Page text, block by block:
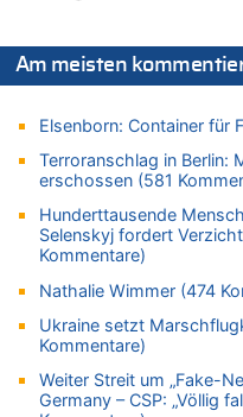
Politischer Eklat bei der
„Schwerwiegende und
LESERBRIEF – Haben
neue Zwänge?
09.08.2026 - 16:36 von
Politischer Eklat bei der
„Schwerwiegende und
09.08.2026 - 16:25 von
Belgier knackt Jackpot bei
09.08.2026 - 16:23 von
„Schwerwiegende und
Am meisten
Elsenborn: Container für
Terroranschlag in Berlin:
erschossen (581
Hunderttausende
Selenskyj fordert
Kommentare)
Nathalie Wimmer (474
Ukraine setzt
Kommentare)
Weiter Streit um „Fake-
Germany – CSP: „Völlig